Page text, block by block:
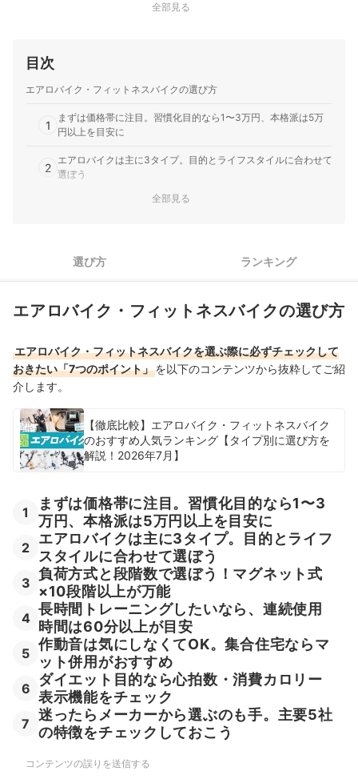
全部見る
目次
エアロバイク・フィットネスバイクの選び方
1
まずは価格帯に注目。習慣化目的なら1〜3万円、本格派は5万
円以上を目安に
2
エアロバイクは主に3タイプ。目的とライフスタイルに合わせて
選ぼう
負荷方式と段階数で選ぼう！マグネット式×10段階以上が万能
5 作動音は気にしなくてOK。集合住宅ならマット併用がおすすめ
6 ダイエット目的なら心拍数・消費カロリー表示機能をチェック
7
迷ったらメーカーから選ぶのも手。主要5社の特徴をチェックし
ておこう
アルインコのエアロバイク全5商品おすすめ人気ランキング
売れ筋の人気アルインコのエアロバイク全5商品を徹底比較！
アルインコのエアロバイクの売れ筋ランキングもチェック！
全部見る
選び方 ランキング
エアロバイク・フィットネスバイクの選び方
エアロバイク・フィットネスバイクを選ぶ際に必ずチェックして
おきたい「7つのポイント」を以下のコンテンツから抜粋してご紹
介します。
【徹底比較】エアロバイク・フィットネスバイク
のおすすめ人気ランキング【タイプ別に選び方を
解説！2026年7月】
1
まずは価格帯に注目。習慣化目的なら1〜3
万円、本格派は5万円以上を目安に
2
エアロバイクは主に3タイプ。目的とライフ
スタイルに合わせて選ぼう
3
負荷方式と段階数で選ぼう！マグネット式
×10段階以上が万能
4
長時間トレーニングしたいなら、連続使用
時間は60分以上が目安
5
作動音は気にしなくてOK。集合住宅ならマ
ット併用がおすすめ
6
ダイエット目的なら心拍数・消費カロリー
表示機能をチェック
7
迷ったらメーカーから選ぶのも手。主要5社
の特徴をチェックしておこう
コンテンツの誤りを送信する